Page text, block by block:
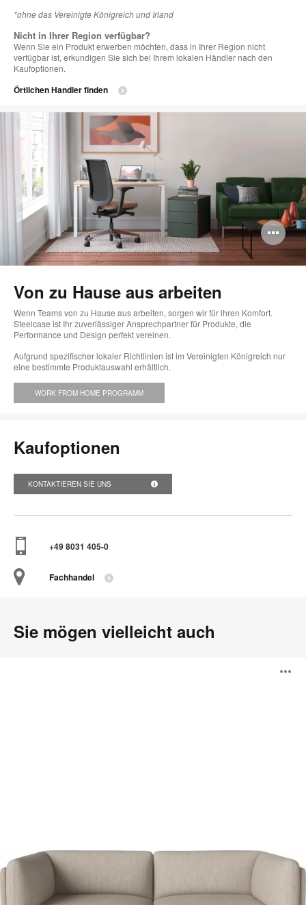
*ohne das Vereinigte Königreich und Irland
Nicht in Ihrer Region verfügbar?
Wenn Sie ein Produkt erwerben möchten, dass in Ihrer Region nicht
verfügbar ist, erkundigen Sie sich bei Ihrem lokalen Händler nach den
Kaufoptionen.
Örtlichen Handler finden
Von zu Hause aus arbeiten
Wenn Teams von zu Hause aus arbeiten, sorgen wir für ihren Komfort.
Steelcase ist Ihr zuverlässiger Ansprechpartner für Produkte, die
Performance und Design perfekt vereinen.
Aufgrund spezifischer lokaler Richtlinien ist im Vereinigten Königreich nur
eine bestimmte Produktauswahl erhältlich.
WORK FROM HOME PROGRAMM
Kaufoptionen
KONTAKTIEREN SIE UNS
+49 8031 405-0
Fachhandel
Sie mögen vielleicht auch